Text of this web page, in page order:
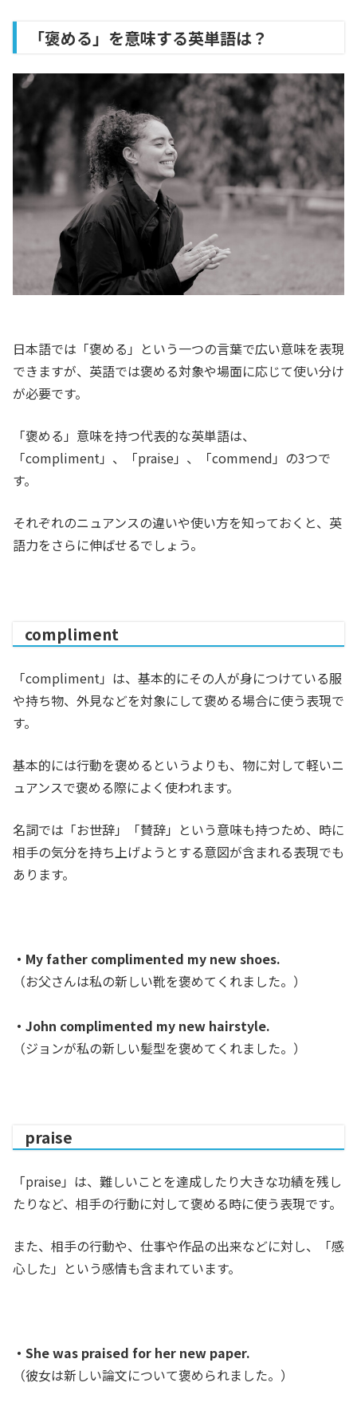
「褒める」を意味する英単語は？
日本語では「褒める」という一つの言葉で広い意味を表現
できますが、英語では褒める対象や場面に応じて使い分け
が必要です。
「褒める」意味を持つ代表的な英単語は、
「compliment」、「praise」、「commend」の3つで
す。
それぞれのニュアンスの違いや使い方を知っておくと、英
語力をさらに伸ばせるでしょう。
compliment
「compliment」は、基本的にその人が身につけている服
や持ち物、外見などを対象にして褒める場合に使う表現で
す。
基本的には行動を褒めるというよりも、物に対して軽いニ
ュアンスで褒める際によく使われます。
名詞では「お世辞」「賛辞」という意味も持つため、時に
相手の気分を持ち上げようとする意図が含まれる表現でも
あります。
・My father complimented my new shoes.
（お父さんは私の新しい靴を褒めてくれました。）
・John complimented my new hairstyle.
（ジョンが私の新しい髪型を褒めてくれました。）
praise
「praise」は、難しいことを達成したり大きな功績を残し
たりなど、相手の行動に対して褒める時に使う表現です。
また、相手の行動や、仕事や作品の出来などに対し、「感
心した」という感情も含まれています。
・She was praised for her new paper.
（彼女は新しい論文について褒められました。）